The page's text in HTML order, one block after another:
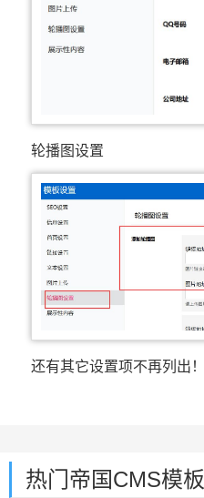
轮播图设置
还有其它设置项不再列出！
热门帝国CMS模板